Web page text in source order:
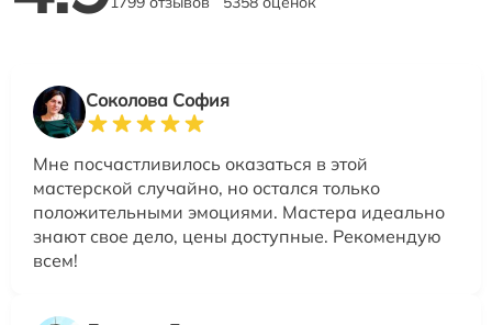
Соколова София
Мне посчастливилось оказаться в этой
мастерской случайно, но остался только
положительными эмоциями. Мастера идеально
знают свое дело, цены доступные. Рекомендую
всем!